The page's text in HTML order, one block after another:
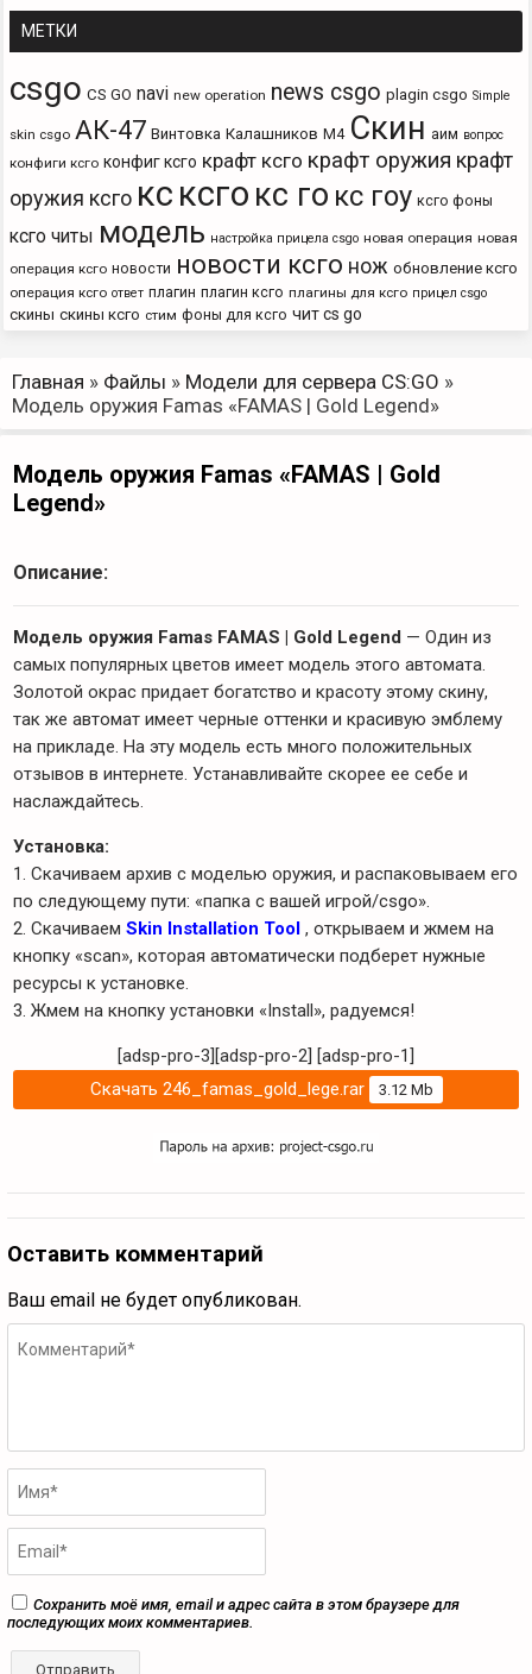
МЕТКИ
csgo CS GO navi new operation news csgo plagin csgo Simple
skin csgo АК-47 Винтовка Калашников М4 Скин аим вопрос
конфиги ксго конфиг ксго крафт ксго крафт оружия крафт
оружия ксго кс ксго кс го кс гоу ксго фоны
ксго читы модель настройка прицела csgo новая операция новая
операция ксго новости новости ксго нож обновление ксго
операция ксго ответ плагин плагин ксго плагины для ксго прицел csgo
скины скины ксго стим фоны для ксго чит cs go
Главная » Файлы » Модели для сервера CS:GO »
Модель оружия Famas «FAMAS | Gold Legend»
Модель оружия Famas «FAMAS | Gold
Legend»
Описание:
Модель оружия Famas FAMAS | Gold Legend — Один из
самых популярных цветов имеет модель этого автомата.
Золотой окрас придает богатство и красоту этому скину,
так же автомат имеет черные оттенки и красивую эмблему
на прикладе. На эту модель есть много положительных
отзывов в интернете. Устанавливайте скорее ее себе и
наслаждайтесь.
Установка:
1. Скачиваем архив с моделью оружия, и распаковываем его
по следующему пути: «папка с вашей игрой/csgo».
2. Скачиваем Skin Installation Tool , открываем и жмем на
кнопку «scan», которая автоматически подберет нужные
ресурсы к установке.
3. Жмем на кнопку установки «Install», радуемся!
[adsp-pro-3][adsp-pro-2] [adsp-pro-1]
Скачать 246_famas_gold_lege.rar
3.12 Mb
Оставить комментарий
Ваш email не будет опубликован.
Сохранить моё имя, email и адрес сайта в этом браузере для
последующих моих комментариев.